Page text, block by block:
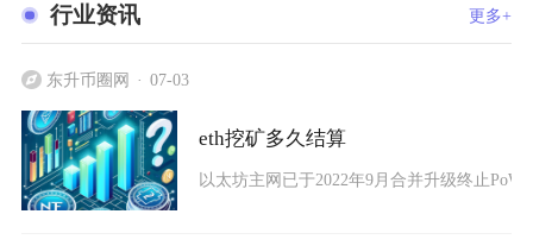
行业资讯 更多+
东升币圈网 07-03
eth挖矿多久结算
以太坊主网已于2022年9月合并升级终止